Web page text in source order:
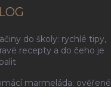
do školy: rychlé tipy,
recepty a do čeho je
marmeláda: ověřené